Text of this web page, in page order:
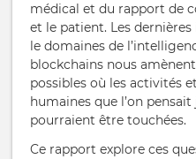
médical et du rapport de
et le patient. Les
le domaines de
blockchains nous
possibles où les activités
humaines que l’on
pourraient être touchées.
Ce rapport explore ces